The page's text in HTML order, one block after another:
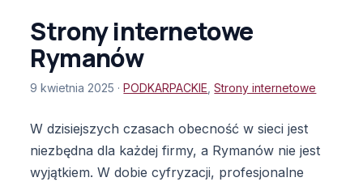
Strony internetowe
Rymanów
9 kwietnia 2025 ·PODKARPACKIE ,Strony internetowe
W dzisiejszych czasach obecność w sieci jest
niezbędna dla każdej firmy, a Rymanów nie jest
wyjątkiem. W dobie cyfryzacji, profesjonalne